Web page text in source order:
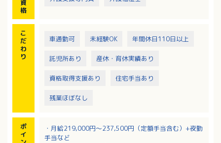
資
格
こ
だ
わ
り
車通勤可 未経験OK 年間休日110日以上
託児所あり 産休・育休実績あり
資格取得支援あり 住宅手当あり
残業ほぼなし
ポ
イ
・月給219,000円～237,500円（定額手当含む）+夜勤
手当など